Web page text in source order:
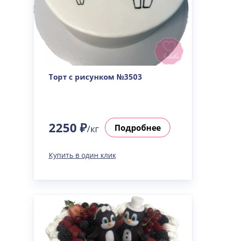
Торт с рисунком №3503
2250 ₽/кг Подробнее
Купить в один клик